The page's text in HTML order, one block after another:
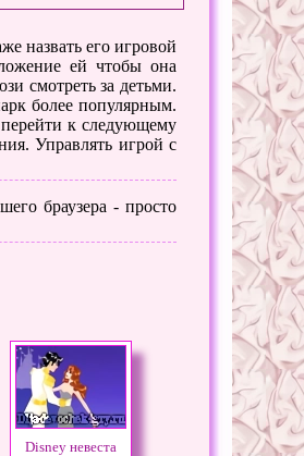
назвать его игровой
ей чтобы она
смотреть за детьми.
более популярным.
к следующему
Управлять игрой с
браузера - просто
Disney невеста